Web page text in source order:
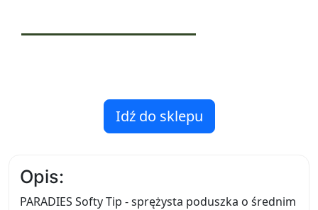
Idź do sklepu
Opis:
PARADIES Softy Tip - sprężysta poduszka o średnim